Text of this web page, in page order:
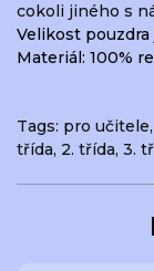
cokoli jiného s
Velikost pouzdra
Materiál: 100%
Tags: pro učitele,
třída, 2. třída, 3.